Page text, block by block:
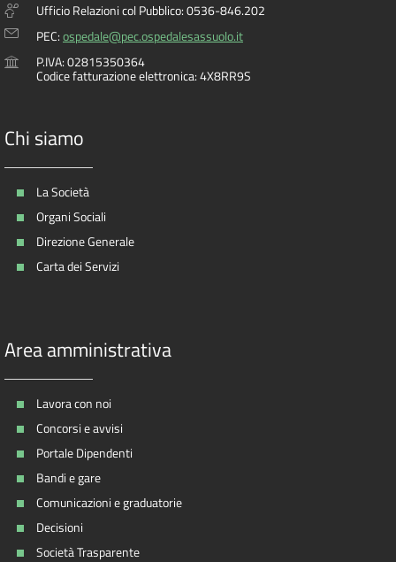
Ufficio Relazioni col Pubblico: 0536-846.202
PEC:ospedale@pec.ospedalesassuolo.it
P.IVA: 02815350364
Codice fatturazione elettronica: 4X8RR9S
Chi siamo
La Società
Organi Sociali
Direzione Generale
Carta dei Servizi
Area amministrativa
Lavora con noi
Concorsi e avvisi
Portale Dipendenti
Bandi e gare
Comunicazioni e graduatorie
Decisioni
Società Trasparente